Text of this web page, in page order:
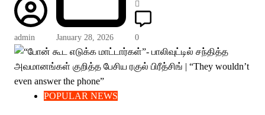
admin January 28, 2026 0
POPULAR NEWS